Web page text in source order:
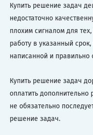
Купить решение задач
недостаточно
плохим сигналом для
работу в указанный
написанной и
Купить решение задач
оплатить дополнительно
не обязательно
решение задач.